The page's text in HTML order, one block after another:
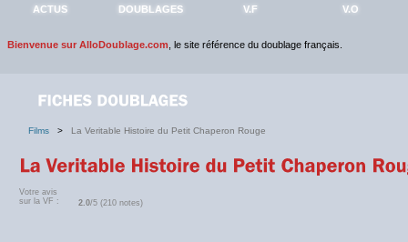
ACTUS DOUBLAGES V.F V.O
Bienvenue sur AlloDoublage.com , le site référence du doublage français.
Films > La Veritable Histoire du Petit Chaperon Rouge
Votre avis
sur la VF :
2.0/5 (210 notes)